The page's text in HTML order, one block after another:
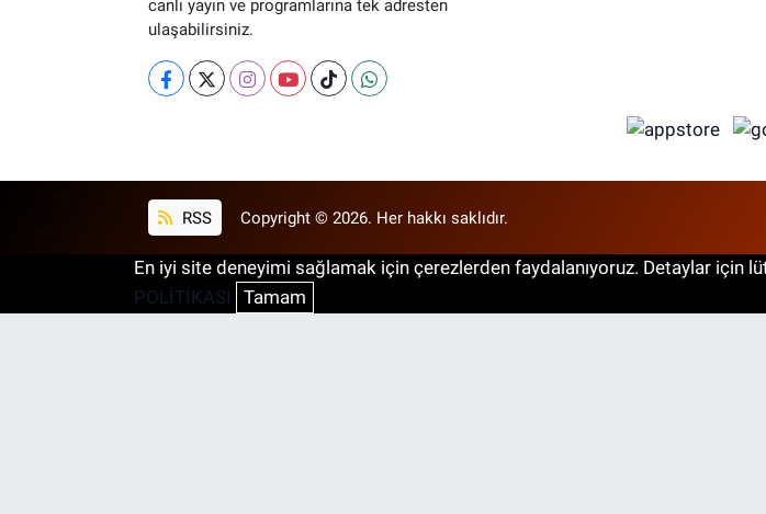
canlı yayın ve programlarına tek adresten
ulaşabilirsiniz.
RSS Copyright © 2026. Her hakkı saklıdır.
En iyi site deneyimi sağlamak için çerezlerden faydalanıyoruz. Detaylar için
POLİTİKASI
Tamam